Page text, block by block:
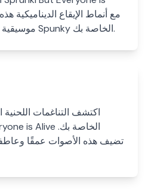
موسيقية نشطة في مقطوعات لعبة Spunky الخاصة بك.
اكتشف التناغمات اللحنية
تضيف هذه الأصوات عمقًا